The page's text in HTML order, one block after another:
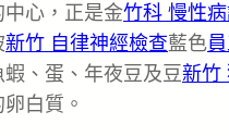
心，正是金竹科 慢性
新竹 自律神經檢查藍色
、蛋、年夜豆及豆新竹
白質。